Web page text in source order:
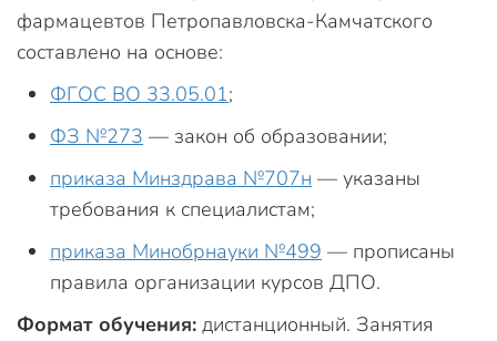
фармацевтов Петропавловска-Камчатского
составлено на основе:
ФГОС ВО 33.05.01;
ФЗ №273 — закон об образовании;
приказа Минздрава №707н — указаны
требования к специалистам;
приказа Минобрнауки №499 — прописаны
правила организации курсов ДПО.
Формат обучения: дистанционный. Занятия